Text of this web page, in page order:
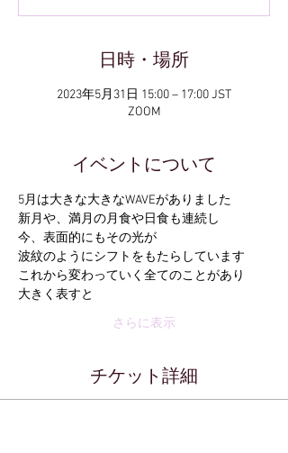
日時・場所
2023年5月31日 15:00 – 17:00 JST
ZOOM
イベントについて
5月は大きな大きなWAVEがありました
新月や、満月の月食や日食も連続し
今、表面的にもその光が
波紋のようにシフトをもたらしています
これから変わっていく全てのことがあり
大きく表すと
さらに表示
チケット詳細